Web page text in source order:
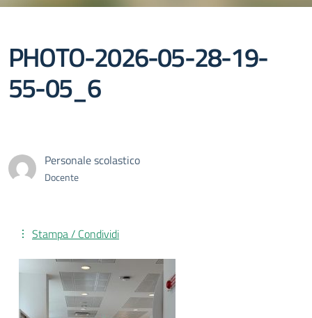
PHOTO-2026-05-28-19-
55-05_6
Personale scolastico
Docente
Stampa / Condividi